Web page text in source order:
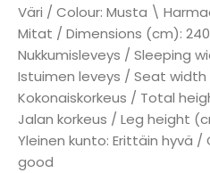
Väri / Colour: Musta \
Mitat / Dimensions (cm):
Nukkumisleveys / Sleeping
Istuimen leveys / Seat
Kokonaiskorkeus / Total
Jalan korkeus / Leg height
Yleinen kunto: Erittäin hyvä
good